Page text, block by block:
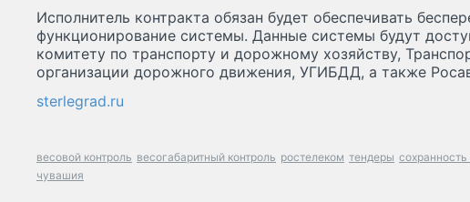
Исполнитель контракта обязан будет обеспечивать
функционирование системы. Данные системы будут
комитету по транспорту и дорожному хозяйству,
организации дорожного движения, УГИБДД, а также
sterlegrad.ru
весовой контроль весогабаритный контроль ростелеком тендеры сохранность
чувашия